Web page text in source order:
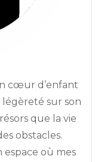
cœur d’enfant
légèreté sur son
que la vie
obstacles.
espace où mes